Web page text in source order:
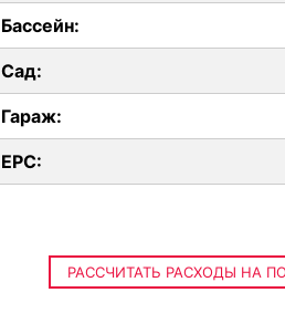
Бассейн:
Сад:
Гараж:
EPC:
РАССЧИТАТЬ РАСХОДЫ НА